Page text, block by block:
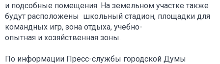
и подсобные помещения. На земельном участке также
будут расположены школьный стадион, площадки для
командных игр, зона отдыха, учебно-
опытная и хозяйственная зоны.
По информации Пресс-службы городской Думы